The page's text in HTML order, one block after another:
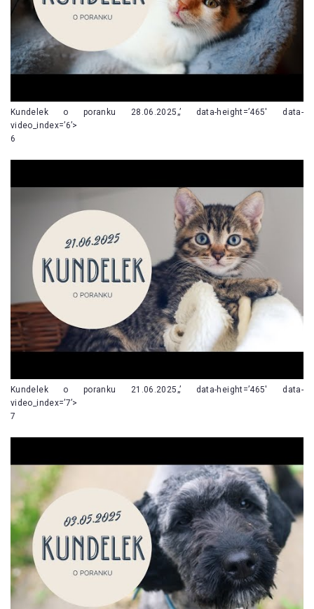
Kundelek o poranku 28.06.2025„’ data-height=’465′ data-
video_index=’6’>
6
Kundelek o poranku 21.06.2025„’ data-height=’465′ data-
video_index=’7’>
7